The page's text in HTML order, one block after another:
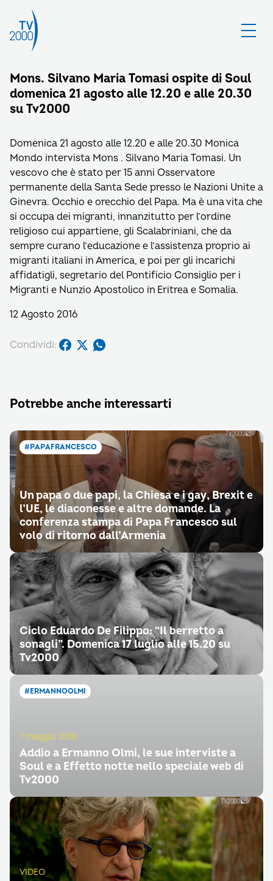
Mons. Silvano Maria Tomasi ospite di Soul
domenica 21 agosto alle 12.20 e alle 20.30
su Tv2000
Domenica 21 agosto alle 12.20 e alle 20.30 Monica
Mondo intervista Mons . Silvano Maria Tomasi. Un
vescovo che è stato per 15 anni Osservatore
permanente della Santa Sede presso le Nazioni Unite a
Ginevra. Occhio e orecchio del Papa. Ma è una vita che
si occupa dei migranti, innanzitutto per l’ordine
religioso cui appartiene, gli Scalabriniani, che da
sempre curano l’educazione e l’assistenza proprio ai
migranti italiani in America, e poi per gli incarichi
affidatigli, segretario del Pontificio Consiglio per i
Migranti e Nunzio Apostolico in Eritrea e Somalia.
12 Agosto 2016
Condividi:
Potrebbe anche interessarti
#PAPAFRANCESCO
Un papa o due papi, la Chiesa e i gay, Brexit e
l’UE, le diaconesse e altre domande. La
conferenza stampa di Papa Francesco sul
volo di ritorno dall’Armenia
Ciclo Eduardo De Filippo: “Il berretto a
sonagli”. Domenica 17 luglio alle 15.20 su
Tv2000
#ERMANNOOLMI
7 maggio 2018
Addio a Ermanno Olmi, le sue interviste a
Soul e a Effetto notte nello speciale web di
Tv2000
VIDEO